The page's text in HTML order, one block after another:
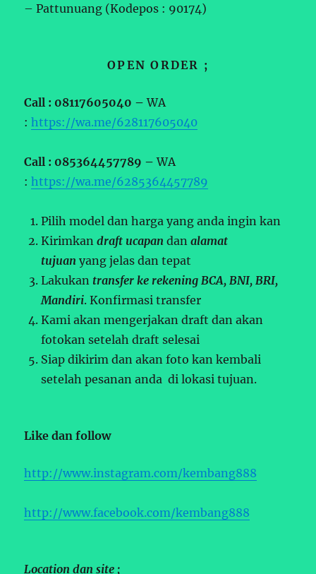
– Pattunuang (Kodepos : 90174)
OPEN ORDER ;
Call : 08117605040 –WA
:https://wa.me/628117605040
Call : 085364457789 –WA
:https://wa.me/6285364457789
Pilih model dan harga yang anda ingin kan
Kirimkandraft ucapan danalamat
tujuan yang jelas dan tepat
Lakukan transfer ke rekening BCA, BNI, BRI,
Mandiri. Konfirmasi transfer
Kami akan mengerjakan draft dan akan
fotokan setelah draft selesai
Siap dikirim dan akan foto kan kembali
setelah pesanan anda di lokasi tujuan.
Like dan follow
http://www.instagram.com/kembang888
http://www.facebook.com/kembang888
Location dan site ;